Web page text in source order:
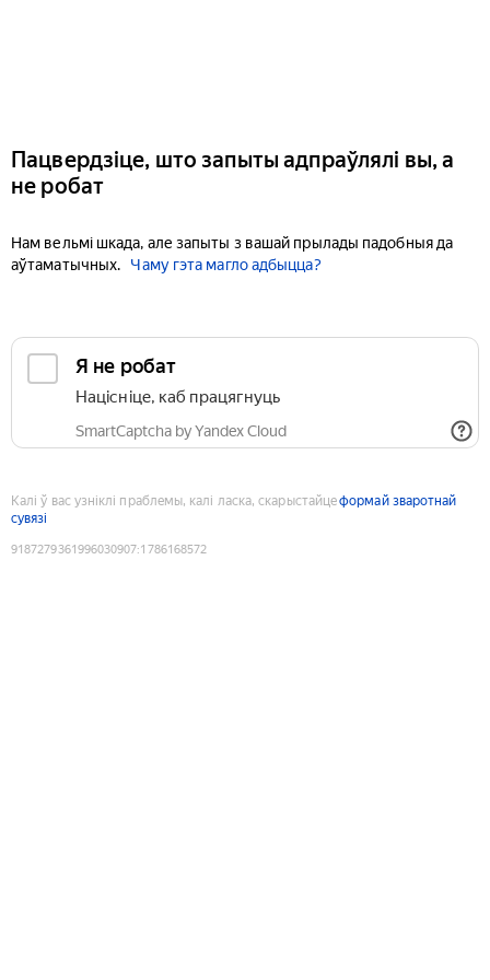
Пацвердзіце, што запыты адпраўлялі вы, а
не робат
Нам вельмі шкада, але запыты з вашай прылады падобныя да
аўтаматычных.
Чаму гэта магло адбыцца?
Я не робат
Націсніце, каб працягнуць
SmartCaptcha by Yandex Cloud
Калі ў вас узніклі праблемы, калі ласка, скарыстайцеформай зваротнай
сувязі
9187279361996030907:1786168572